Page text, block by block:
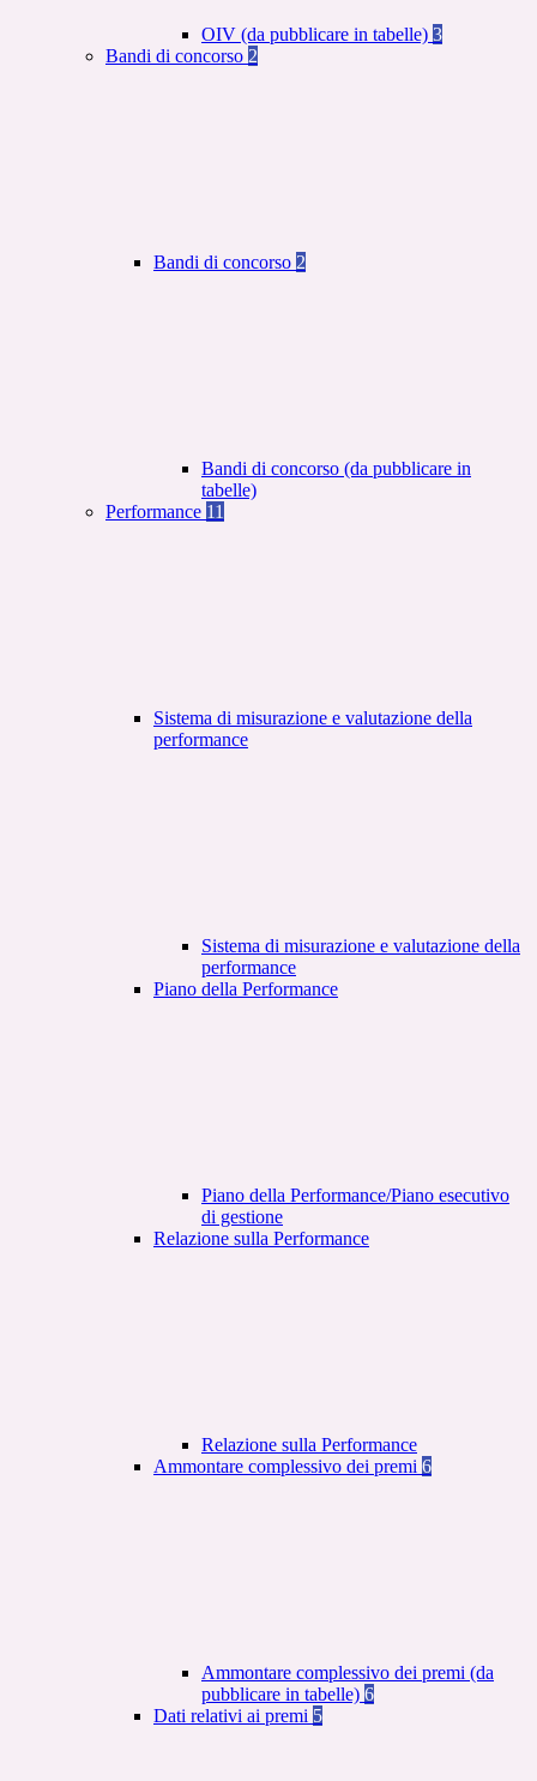
OIV (da pubblicare in tabelle) 3
Bandi di concorso 2
Bandi di concorso 2
Bandi di concorso (da pubblicare in
tabelle)
Performance 11
Sistema di misurazione e valutazione della
performance
Sistema di misurazione e valutazione della
performance
Piano della Performance
Piano della Performance/Piano esecutivo
di gestione
Relazione sulla Performance
Relazione sulla Performance
Ammontare complessivo dei premi 6
Ammontare complessivo dei premi (da
pubblicare in tabelle) 6
Dati relativi ai premi 5